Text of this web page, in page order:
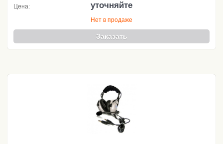
Цена: уточняйте
Нет в продаже
Заказать